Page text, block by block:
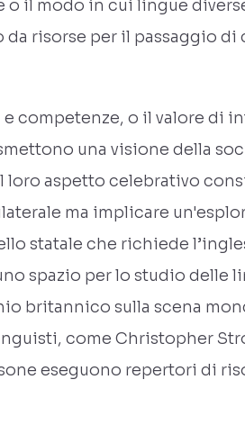
il modo in cui lingue
risorse per il passaggio di
competenze, o il valore di
una visione della
aspetto celebrativo
ma implicare
statale che richiede
spazio per lo studio delle
britannico sulla scena
come Christopher
eseguono repertori di